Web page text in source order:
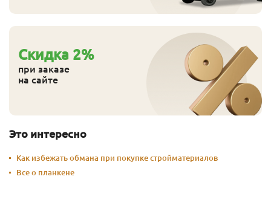
Cкидка 2%
при заказе
на сайте
Это интересно
Как избежать обмана при покупке стройматериалов
Все о планкене